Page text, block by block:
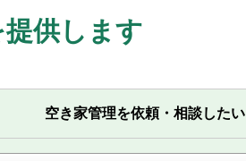
提供します
空き家管理を依頼・相談したい